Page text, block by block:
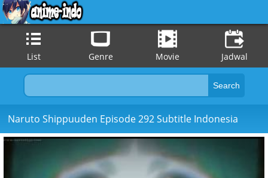
List Genre Movie Jadwal
Naruto Shippuuden Episode 292 Subtitle Indonesia